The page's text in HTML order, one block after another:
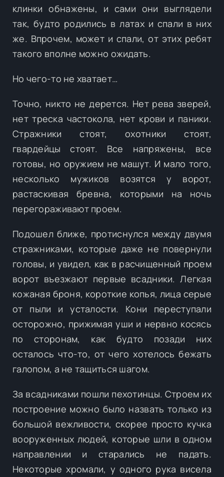
клинки обнажены, и сами они выглядели
так, будто родились в латах и спали в них
же. Впрочем, может и спали, от этих ребят
такого вполне можно ожидать.
Но чего-то не хватает…
Точно, никто не дерется. Нет рева зверей,
нет треска частокола, нет крови и паники.
Стражники стоят, охотники стоят,
гвардейцы стоят. Все напряжены, все
готовы, но оружием не машут. И мало того,
несколько мужиков возятся у ворот,
растаскивая бревна, которыми на ночь
перегораживают проем.
Подошел ближе, протиснулся между двумя
стражниками, которые даже не повернули
головы, и увидел, как в расчищенный проем
ворот въезжают первые всадники. Легкая
кожаная броня, короткие копья, лица серые
от пыли и усталости. Кони переступали
осторожно, прижимая уши и нервно косясь
по сторонам, как будто позади них
осталось что-то, от чего хотелось бежать
галопом, а не тащиться шагом.
За всадниками пошли пехотинцы. Строем их
построение можно было назвать только из
большой вежливости, скорее просто кучка
вооруженных людей, которые шли в одном
направлении и старались не падать.
Некоторые хромали, у одного рука висела